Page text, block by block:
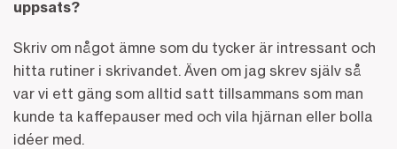
uppsats?
Skriv om något ämne som du tycker är intressant och
hitta rutiner i skrivandet. Även om jag skrev själv så
var vi ett gäng som alltid satt tillsammans som man
kunde ta kaffepauser med och vila hjärnan eller bolla
idéer med.